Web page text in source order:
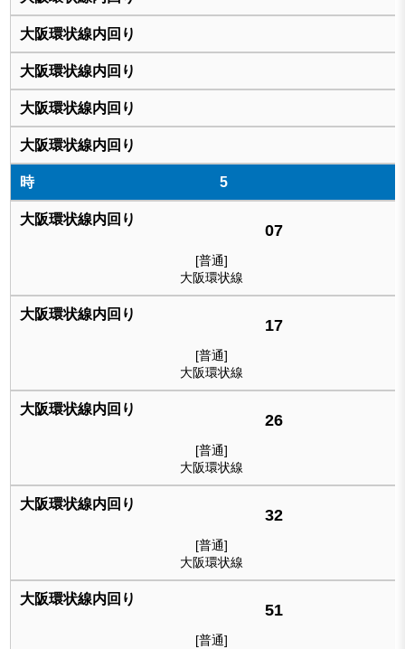
5
07
[普通]
大阪環状線
17
[普通]
大阪環状線
26
[普通]
大阪環状線
32
[普通]
大阪環状線
51
[普通]